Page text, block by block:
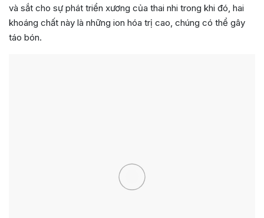
và sắt cho sự phát triển xương của thai nhi trong khi đó, hai
khoáng chất này là những ion hóa trị cao, chúng có thể gây
táo bón.